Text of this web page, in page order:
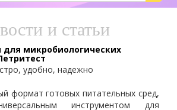
и статьи
для микробиологических
удобно, надежно
формат готовых питательных сред,
инструментом для